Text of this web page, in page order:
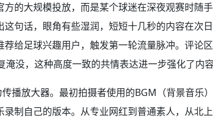
的大规模投放，而是某个球迷在深夜观赛时随
这句话，眼角有些湿润，短短十几秒的内容在次
给足球兴趣用户，触发第一轮流量脉冲。评论
淹没，这种高度一致的共情表达进一步强化了内
播放大器。最初拍摄者使用的BGM（背景音乐
录制自己的版本。从专业网红到普通素人，从北